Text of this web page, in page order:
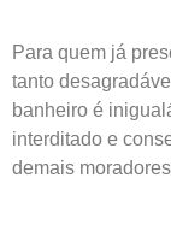
Para quem já
tanto
banheiro é
interditado e
demais